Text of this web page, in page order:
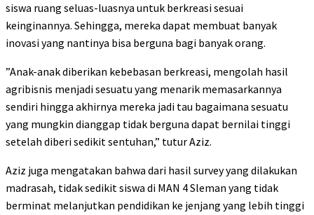
siswa ruang seluas-luasnya untuk berkreasi sesuai
keinginannya. Sehingga, mereka dapat membuat banyak
inovasi yang nantinya bisa berguna bagi banyak orang.
”Anak-anak diberikan kebebasan berkreasi, mengolah hasil
agribisnis menjadi sesuatu yang menarik memasarkannya
sendiri hingga akhirnya mereka jadi tau bagaimana sesuatu
yang mungkin dianggap tidak berguna dapat bernilai tinggi
setelah diberi sedikit sentuhan,” tutur Aziz.
Aziz juga mengatakan bahwa dari hasil survey yang dilakukan
madrasah, tidak sedikit siswa di MAN 4 Sleman yang tidak
berminat melanjutkan pendidikan ke jenjang yang lebih tinggi